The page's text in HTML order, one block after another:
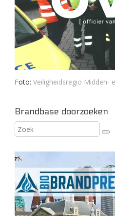
Foto: Veiligheidsregio Midden-
Brandbase doorzoeken